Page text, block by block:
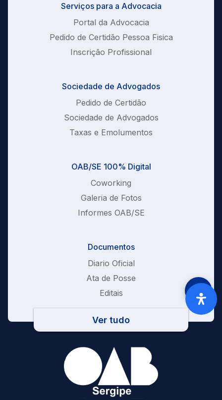
Serviços para a Advocacia
Portal da Advocacia
Pedido de Certidão Pessoa Fisica
Inscrição Profissional
Sociedade de Advogados
Pedido de Certidão
Sociedade de Advogados
Taxas e Emolumentos
OAB/SE 100% Digital
Coworking
Galeria de Fotos
Informes OAB/SE
Documentos
Diario Oficial
Ata de Posse
Editais
Ver tudo